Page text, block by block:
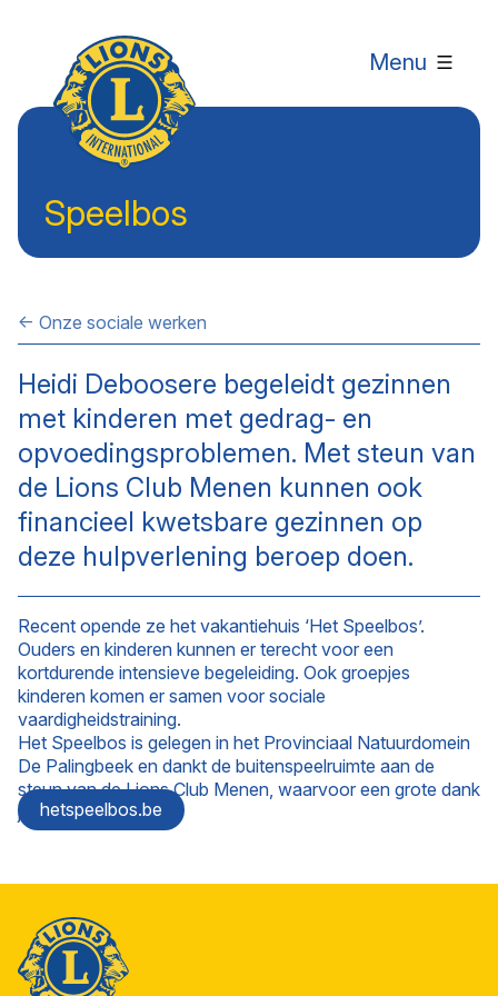
Menu
Speelbos
← Onze sociale werken
Heidi Deboosere begeleidt gezinnen
met kinderen met gedrag- en
opvoedingsproblemen. Met steun van
de Lions Club Menen kunnen ook
financieel kwetsbare gezinnen op
deze hulpverlening beroep doen.
Recent opende ze het vakantiehuis ‘Het Speelbos’.
Ouders en kinderen kunnen er terecht voor een
kortdurende intensieve begeleiding. Ook groepjes
kinderen komen er samen voor sociale
vaardigheidstraining.
Het Speelbos is gelegen in het Provinciaal Natuurdomein
De Palingbeek en dankt de buitenspeelruimte aan de
steun van de Lions Club Menen, waarvoor een grote dank
je wel!
hetspeelbos.be